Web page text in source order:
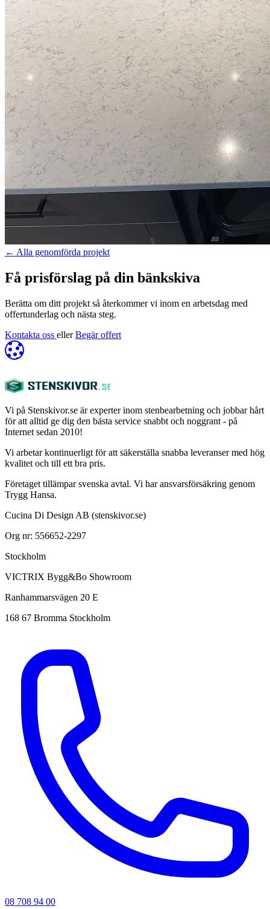
← Alla genomförda projekt
Få prisförslag på din bänkskiva
Berätta om ditt projekt så återkommer vi inom en arbetsdag med
offertunderlag och nästa steg.
Kontakta oss eller Begär offert
Vi på Stenskivor.se är experter inom stenbearbetning och jobbar hårt
för att alltid ge dig den bästa service snabbt och noggrant - på
Internet sedan 2010!
Vi arbetar kontinuerligt för att säkerställa snabba leveranser med hög
kvalitet och till ett bra pris.
Företaget tillämpar svenska avtal. Vi har ansvarsförsäkring genom
Trygg Hansa.
Cucina Di Design AB (stenskivor.se)
Org nr: 556652-2297
Stockholm
VICTRIX Bygg&Bo Showroom
Ranhammarsvägen 20 E
168 67 Bromma Stockholm
08 708 94 00